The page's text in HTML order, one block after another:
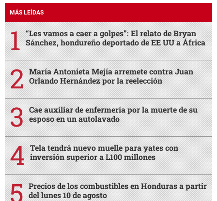
MÁS LEÍDAS
“Les vamos a caer a golpes”: El relato de Bryan
Sánchez, hondureño deportado de EE UU a África
María Antonieta Mejía arremete contra Juan
Orlando Hernández por la reelección
Cae auxiliar de enfermería por la muerte de su
esposo en un autolavado
Tela tendrá nuevo muelle para yates con
inversión superior a L100 millones
Precios de los combustibles en Honduras a partir
del lunes 10 de agosto